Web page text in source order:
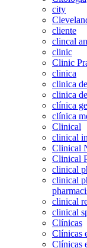
city
cliente
clincal
clinic
Clinic
clinica
clinica
clinica
clínica
clínica
Clinical
clinical
Clinical
Clinical
clinical
clinical
clinical
clinical
Clínicas
Clínicas
Clínicas